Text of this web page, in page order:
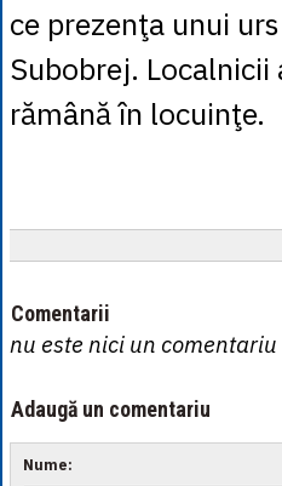
ce prezenţa unui
Subobrej.
rămână în locuinţe.
Comentarii
nu este nici un comentariu
Adaugă un comentariu
Nume: